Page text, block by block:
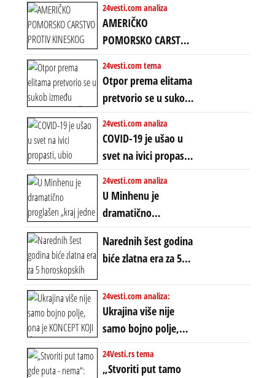
Amerike u Iranu
uvodi eru
energetskog haosa,
finansijskih
previranja i kolapsa
starog poretka
24vesti.com analiza
AMERIČKO
POMORSKO CARSTVO
PROTIV KINESKOG
KOPNENOG SVETA:
Rat u Iranu je rat za
globalne preferencije
24vesti.com tema
Otpor prema elitama
pretvorio se u sukob
između običnih ljudi:
ZAŠTO SE DEŠAVA
EKSTREMNA
POLARIZACIJA?
24vesti.com analiza
COVID-19 je ušao u
svet na ivici propasti,
ubio milione, ali je
spasao sistem
24vesti.com analiza
U Minhenu je
dramatično
proglašen „kraj jedne
ere“, ali sa
dvostrukom
neistinom: forma te
ere završila se na
istom mestu, ali
prošle godine
Narednih šest godina
biće zlatna era za 5
znakova: Stiže lavina
novca i bogatstva
24vesti.com analiza:
Ukrajina više nije
samo bojno polje,
ona je KONCEPT KOJI
ĆE RASPASTI CEO
24Vesti.rs tema
„Stvoriti put tamo